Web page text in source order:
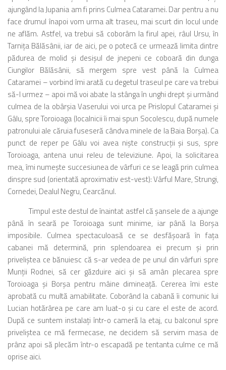
ajungând la Jupania am fi prins Culmea Cataramei. Dar pentru a nu
face drumul înapoi vom urma alt traseu, mai scurt din locul unde
ne aflăm. Astfel, va trebui să coborâm la firul apei, râul Ursu, în
Tarniţa Bălăsânii, iar de aici, pe o potecă ce urmează limita dintre
pădurea de molid şi desişul de jnepeni ce coboară din dunga
Ciungilor Bălăsânii, să mergem spre vest până la Culmea
Cataramei – vorbind îmi arată cu degetul traseul pe care va trebui
să-l urmez – apoi mă voi abate la stânga în unghi drept şi urmând
culmea de la obârşia Vaserului voi urca pe Prislopul Cataramei şi
Gâlu, spre Toroioaga (localnicii îi mai spun Socolescu, după numele
patronului ale căruia fuseseră cândva minele de la Baia Borşa). Ca
punct de reper pe Gâlu voi avea nişte construcţii şi sus, spre
Toroioaga, antena unui releu de televiziune. Apoi, la solicitarea
mea, îmi numeşte succesiunea de vârfuri ce se leagă prin culmea
dinspre sud (orientată aproximativ est-vest): Vârful Mare, Strungi,
Cornedei, Dealul Negru, Cearcănul.
Timpul este destul de înaintat astfel că şansele de a ajunge
până în seară pe Toroioaga sunt minime, iar până la Borşa
imposibile. Culmea spectaculoasă ce se desfăşoară în faţa
cabanei mă determină, prin splendoarea ei precum şi prin
priveliştea ce bănuiesc că s-ar vedea de pe unul din vârfuri spre
Munţii Rodnei, să cer găzduire aici şi să amân plecarea spre
Toroioaga şi Borşa pentru mâine dimineaţă. Cererea îmi este
aprobată cu multă amabilitate. Coborând la cabană îi comunic lui
Lucian hotărârea pe care am luat-o şi cu care el este de acord.
După ce suntem instalaţi într-o cameră la etaj, cu balconul spre
priveliştea ce mă fermecase, ne decidem să servim masa de
prânz apoi să plecăm într-o escapadă pe tentanta culme ce mă
oprise aici.